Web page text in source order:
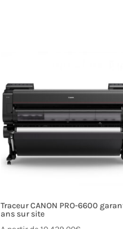
Traceur CANON PRO-6600
ans sur site